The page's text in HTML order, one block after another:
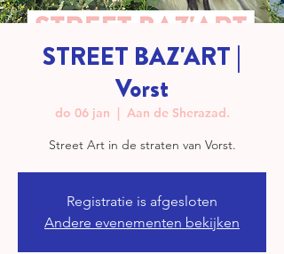
STREET BAZ'ART |
Vorst
do 06 jan
  |
Aan de Sherazad.
Registratie is afgesloten
Andere evenementen bekijken